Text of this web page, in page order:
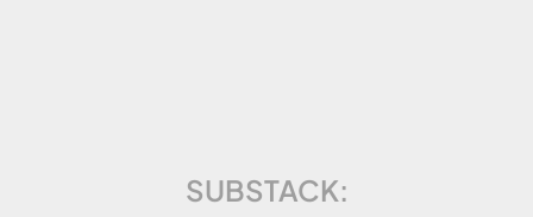
SUBSTACK: